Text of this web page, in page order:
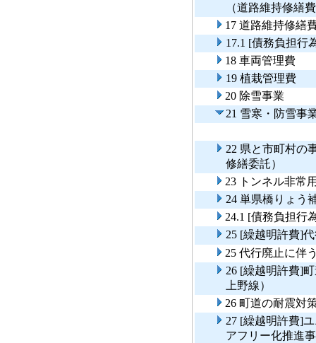
（道路維持修繕
17 道路維持修繕
17.1 [債務負担行
18 車両管理費
19 植栽管理費
20 除雪事業
21 雪寒・防雪事
22 県と市町村の
修繕委託）
23 トンネル非常
24 単県橋りょう
24.1 [債務負担行
25 [繰越明許費]
25 代行廃止に伴
26 [繰越明許費]
上野線）
26 町道の耐震対
27 [繰越明許費]
アフリー化推進